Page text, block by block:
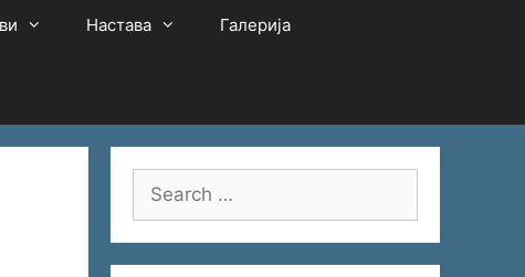
Настава Галерија
Search
for: